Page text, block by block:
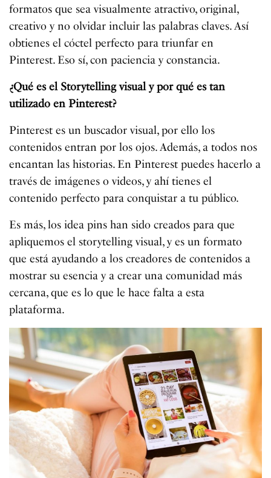
formatos que sea visualmente atractivo, original,
creativo y no olvidar incluir las palabras claves. Así
obtienes el cóctel perfecto para triunfar en
Pinterest. Eso sí, con paciencia y constancia.
¿Qué es el Storytelling visual y por qué es tan
utilizado en Pinterest?
Pinterest es un buscador visual, por ello los
contenidos entran por los ojos. Además, a todos nos
encantan las historias. En Pinterest puedes hacerlo a
través de imágenes o videos, y ahí tienes el
contenido perfecto para conquistar a tu público.
Es más, los idea pins han sido creados para que
apliquemos el storytelling visual, y es un formato
que está ayudando a los creadores de contenidos a
mostrar su esencia y a crear una comunidad más
cercana, que es lo que le hace falta a esta
plataforma.